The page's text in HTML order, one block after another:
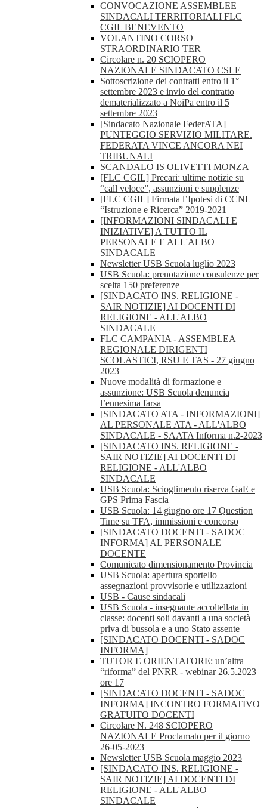
CONVOCAZIONE ASSEMBLEE
SINDACALI TERRITORIALI FLC
CGIL BENEVENTO
VOLANTINO CORSO
STRAORDINARIO TER
Circolare n. 20 SCIOPERO
NAZIONALE SINDACATO CSLE
Sottoscrizione dei contratti entro il 1°
settembre 2023 e invio del contratto
dematerializzato a NoiPa entro il 5
settembre 2023
[Sindacato Nazionale FederATA]
PUNTEGGIO SERVIZIO MILITARE.
FEDERATA VINCE ANCORA NEI
TRIBUNALI
SCANDALO IS OLIVETTI MONZA
[FLC CGIL] Precari: ultime notizie su
“call veloce”, assunzioni e supplenze
[FLC CGIL] Firmata l’Ipotesi di CCNL
“Istruzione e Ricerca” 2019-2021
[INFORMAZIONI SINDACALI E
INIZIATIVE] A TUTTO IL
PERSONALE E ALL'ALBO
SINDACALE
Newsletter USB Scuola luglio 2023
USB Scuola: prenotazione consulenze per
scelta 150 preferenze
[SINDACATO INS. RELIGIONE -
SAIR NOTIZIE] AI DOCENTI DI
RELIGIONE - ALL'ALBO
SINDACALE
FLC CAMPANIA - ASSEMBLEA
REGIONALE DIRIGENTI
SCOLASTICI, RSU E TAS - 27 giugno
2023
Nuove modalità di formazione e
assunzione: USB Scuola denuncia
l’ennesima farsa
[SINDACATO ATA - INFORMAZIONI]
AL PERSONALE ATA - ALL'ALBO
SINDACALE - SAATA Informa n.2-2023
[SINDACATO INS. RELIGIONE -
SAIR NOTIZIE] AI DOCENTI DI
RELIGIONE - ALL'ALBO
SINDACALE
USB Scuola: Scioglimento riserva GaE e
GPS Prima Fascia
USB Scuola: 14 giugno ore 17 Question
Time su TFA, immissioni e concorso
[SINDACATO DOCENTI - SADOC
INFORMA] AL PERSONALE
DOCENTE
Comunicato dimensionamento Provincia
USB Scuola: apertura sportello
assegnazioni provvisorie e utilizzazioni
USB - Cause sindacali
USB Scuola - insegnante accoltellata in
classe: docenti soli davanti a una società
priva di bussola e a uno Stato assente
[SINDACATO DOCENTI - SADOC
INFORMA]
TUTOR E ORIENTATORE: un’altra
“riforma” del PNRR - webinar 26.5.2023
ore 17
[SINDACATO DOCENTI - SADOC
INFORMA] INCONTRO FORMATIVO
GRATUITO DOCENTI
Circolare N. 248 SCIOPERO
NAZIONALE Proclamato per il giorno
26-05-2023
Newsletter USB Scuola maggio 2023
[SINDACATO INS. RELIGIONE -
SAIR NOTIZIE] AI DOCENTI DI
RELIGIONE - ALL'ALBO
SINDACALE